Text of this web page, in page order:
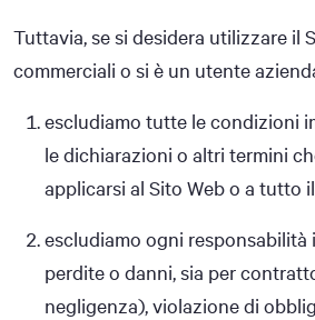
Tuttavia, se si desidera utilizzare il
commerciali o si è un utente
escludiamo tutte le condizioni
le dichiarazioni o altri termini
applicarsi al Sito Web o a tutto
escludiamo ogni responsabilità
perdite o danni, sia per
negligenza), violazione di